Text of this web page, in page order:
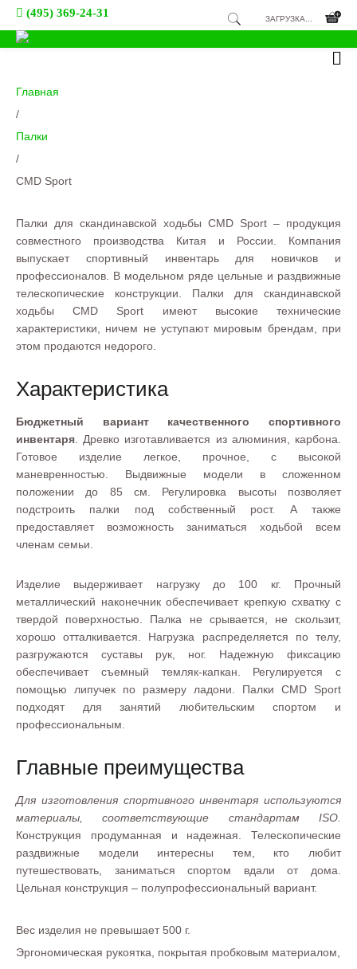
(495) 369-24-31 ЗАГРУЗКА...
Главная
/
Палки
/
CMD Sport
Палки для скандинавской ходьбы CMD Sport – продукция
совместного производства Китая и России. Компания
выпускает спортивный инвентарь для новичков и
профессионалов. В модельном ряде цельные и раздвижные
телескопические конструкции. Палки для скандинавской
ходьбы CMD Sport имеют высокие технические
характеристики, ничем не уступают мировым брендам, при
этом продаются недорого.
Характеристика
Бюджетный вариант качественного спортивного
инвентаря . Древко изготавливается из алюминия, карбона.
Готовое изделие легкое, прочное, с высокой
маневренностью. Выдвижные модели в сложенном
положении до 85 см. Регулировка высоты позволяет
подстроить палки под собственный рост. А также
предоставляет возможность заниматься ходьбой всем
членам семьи.
Изделие выдерживает нагрузку до 100 кг. Прочный
металлический наконечник обеспечивает крепкую схватку с
твердой поверхностью. Палка не срывается, не скользит,
хорошо отталкивается. Нагрузка распределяется по телу,
разгружаются суставы рук, ног. Надежную фиксацию
обеспечивает съемный темляк-капкан. Регулируется с
помощью липучек по размеру ладони. Палки CMD Sport
подходят для занятий любительским спортом и
профессиональным.
Главные преимущества
Для изготовления спортивного инвентаря используются
материалы, соответствующие стандартам ISO.
Конструкция продуманная и надежная. Телескопические
раздвижные модели интересны тем, кто любит
путешествовать, заниматься спортом вдали от дома.
Цельная конструкция – полупрофессиональный вариант.
Вес изделия не превышает 500 г.
Эргономическая рукоятка, покрытая пробковым материалом,